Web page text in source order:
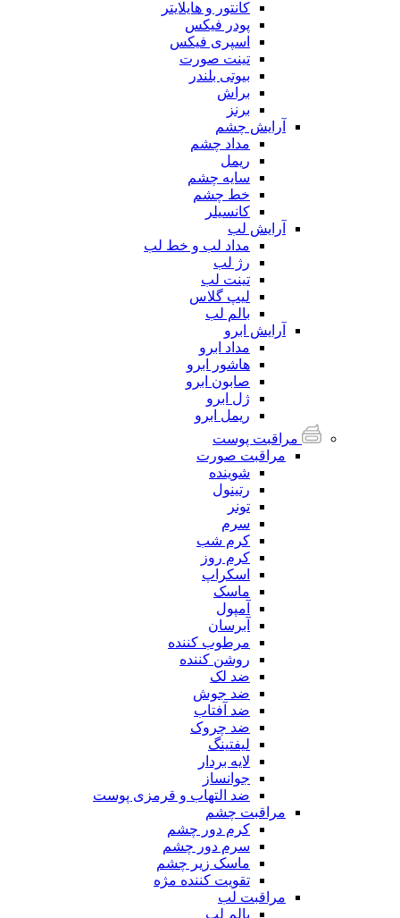
کانتور و هایلایتر
پودر فیکس
اسپری فیکس
تینت صورت
بیوتی بلندر
براش
برنز
آرایش چشم
مداد چشم
ریمل
سایه چشم
خط چشم
کانسیلر
آرایش لب
مداد لب و خط لب
رژ لب
تینت لب
لیپ گلاس
بالم لب
آرایش ابرو
مداد ابرو
هاشور ابرو
صابون ابرو
ژل ابرو
ریمل ابرو
مراقبت پوست
مراقبت صورت
شوینده
رتینول
تونر
سرم
کرم شب
کرم روز
اسکراپ
ماسک
آمپول
آبرسان
مرطوب کننده
روشن کننده
ضد لک
ضد جوش
ضد آفتاب
ضد چروک
لیفتینگ
لایه بردار
جوانساز
ضد التهاب و قرمزی پوست
مراقبت چشم
کرم دور چشم
سرم دور چشم
ماسک زیر چشم
تقویت کننده مژه
مراقبت لب
بالم لب